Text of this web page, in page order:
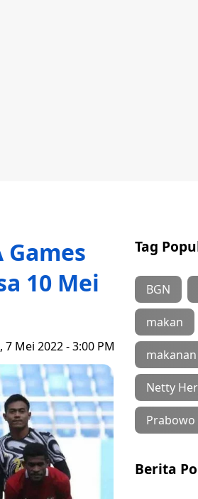
10 Mei
7 Mei 2022 - 3:00 PM
Tag
BGN
makan
Netty
Berita